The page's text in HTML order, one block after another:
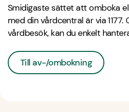
Smidigaste sättet att omboka
med din vårdcentral är via 1177.
vårdbesök, kan du enkelt
Till av-/ombokning